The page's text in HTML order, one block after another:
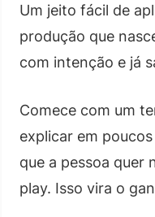
Um jeito fácil de
produção que
com intenção e já
Comece com um
explicar em
que a pessoa quer
play. Isso vira o